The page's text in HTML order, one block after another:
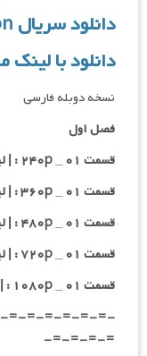
دانلود سریال Foundation
دانلود با
نسخه دوبله فارسی
فصل اول
قسمت ۰۱ _ ۲۴۰p : | لینک مستقیم |
قسمت ۰۱ _ ۳۶۰p : | لینک مستقیم |
قسمت ۰۱ _ ۴۸۰p : | لینک مستقیم |
قسمت ۰۱ _ ۷۲۰p : | لینک مستقیم |
قسمت ۰۱ _ ۱۰۸۰p : | لینک مستقیم |
=-=-=-=-=-=-
=-=-=-=-